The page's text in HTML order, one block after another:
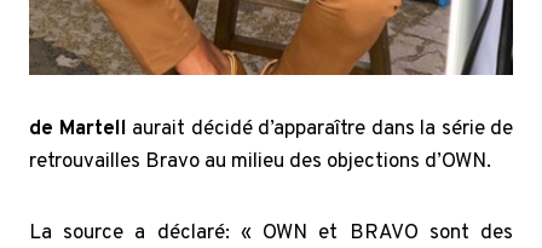
de Martell aurait décidé d’apparaître dans la série de
retrouvailles Bravo au milieu des objections d’OWN.
La source a déclaré: « OWN et BRAVO sont des